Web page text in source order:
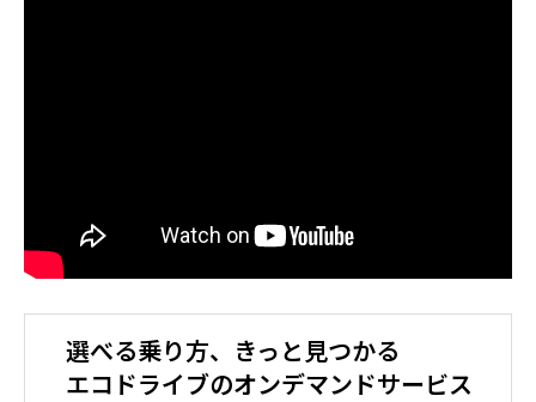
選べる乗り方、きっと見つかる
エコドライブのオンデマンドサービス